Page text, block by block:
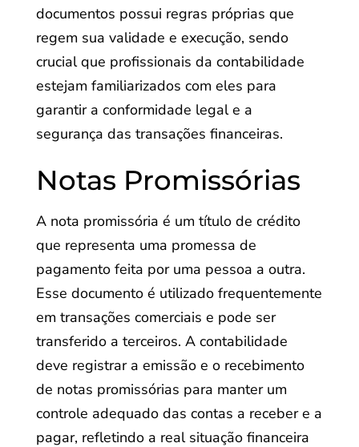
documentos possui regras próprias que
regem sua validade e execução, sendo
crucial que profissionais da contabilidade
estejam familiarizados com eles para
garantir a conformidade legal e a
segurança das transações financeiras.
Notas Promissórias
A nota promissória é um título de crédito
que representa uma promessa de
pagamento feita por uma pessoa a outra.
Esse documento é utilizado frequentemente
em transações comerciais e pode ser
transferido a terceiros. A contabilidade
deve registrar a emissão e o recebimento
de notas promissórias para manter um
controle adequado das contas a receber e a
pagar, refletindo a real situação financeira